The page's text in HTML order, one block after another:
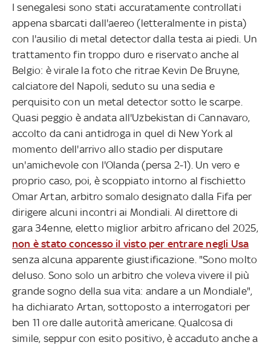
I senegalesi sono stati accuratamente controllati
appena sbarcati dall'aereo (letteralmente in pista)
con l'ausilio di metal detector dalla testa ai piedi. Un
trattamento fin troppo duro e riservato anche al
Belgio: è virale la foto che ritrae Kevin De Bruyne,
calciatore del Napoli, seduto su una sedia e
perquisito con un metal detector sotto le scarpe.
Quasi peggio è andata all'Uzbekistan di Cannavaro,
accolto da cani antidroga in quel di New York al
momento dell'arrivo allo stadio per disputare
un'amichevole con l'Olanda (persa 2-1). Un vero e
proprio caso, poi, è scoppiato intorno al fischietto
Omar Artan, arbitro somalo designato dalla Fifa per
dirigere alcuni incontri ai Mondiali. Al direttore di
gara 34enne, eletto miglior arbitro africano del 2025,
non è stato concesso il visto per entrare negli Usa
senza alcuna apparente giustificazione. "Sono molto
deluso. Sono solo un arbitro che voleva vivere il più
grande sogno della sua vita: andare a un Mondiale",
ha dichiarato Artan, sottoposto a interrogatori per
ben 11 ore dalle autorità americane. Qualcosa di
simile, seppur con esito positivo, è accaduto anche a